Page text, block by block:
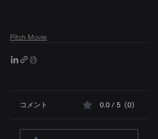
Pitch Movie
コメント 0.0 / 5（0）